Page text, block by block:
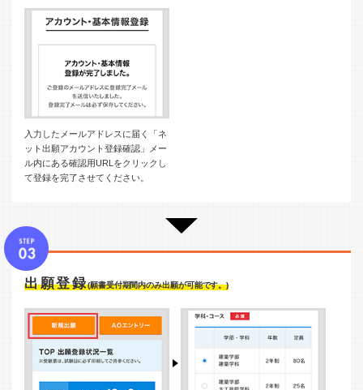
入力したメールアドレスに届く「ネ
ット出願アカウント登録確認」メー
ル内にある確認用URLをクリックし
て登録を完了させてください。
出願登録(願書受付期間内のみ出願が可能です。)